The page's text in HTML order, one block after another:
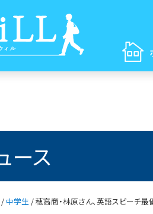
ース
/中学生 /穂高商・林原さん、英語スピーチ